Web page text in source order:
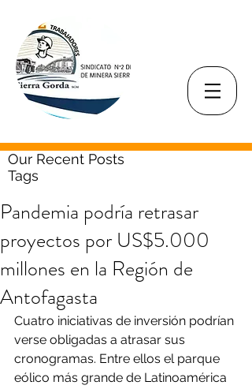
Our Recent Posts
Tags
Pandemia podría retrasar
proyectos por US$5.000
millones en la Región de
Antofagasta
Cuatro iniciativas de inversión podrían
verse obligadas a atrasar sus
cronogramas. Entre ellos el parque
eólico más grande de Latinoamérica